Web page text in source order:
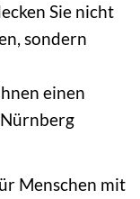
Sie nicht
sondern
einen
Menschen mit